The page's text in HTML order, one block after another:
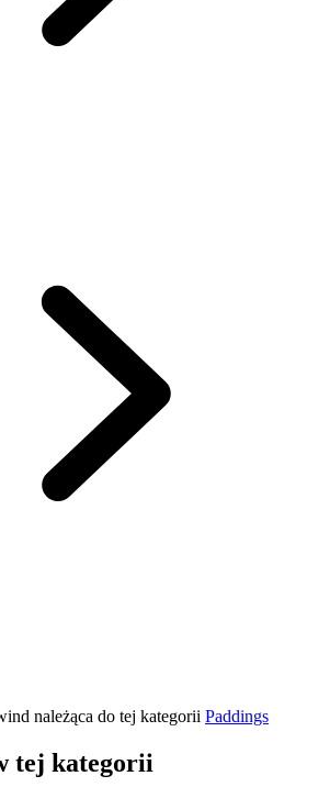
należąca do tej kategorii Paddings
tej kategorii